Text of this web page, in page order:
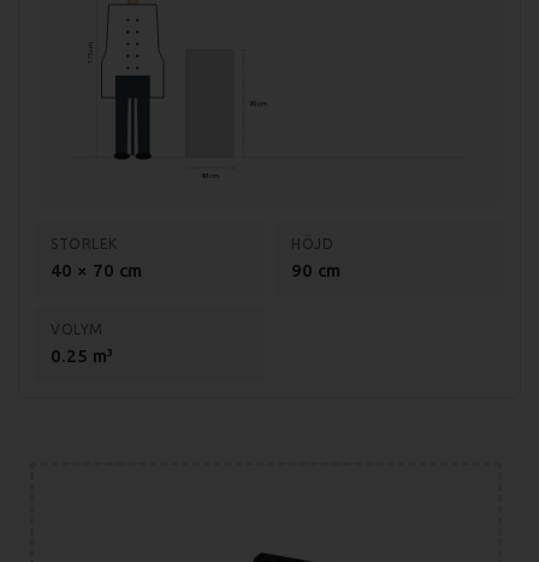
Anslutning: 400V, 3-fas
Material: Rostfritt stål AISI 304
175 cm
90 cm
40 cm
STORLEK
40 × 70 cm
HÖJD
90 cm
VOLYM
0.25 m³